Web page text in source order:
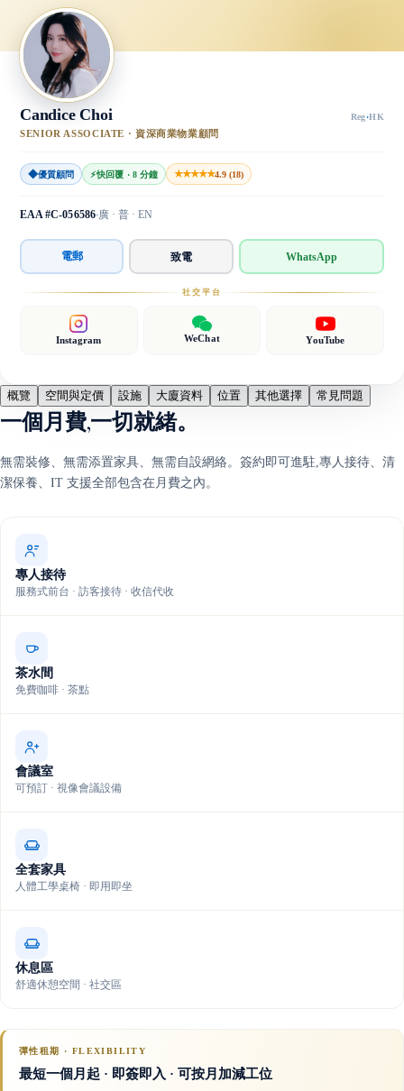
Candice Choi Reg·HK
SENIOR ASSOCIATE · 資深商業物業顧問
◆優質顧問 ⚡快回覆 · 8 分鐘 ★★★★★4.9 (18)
EAA #C-056586 廣 · 普 · EN
電郵 致電 WhatsApp
社交平台
Instagram WeChat YouTube
概覽 空間與定價 設施 大廈資料 位置 其他選擇 常見問題
一個月費,一切就緒。
無需裝修、無需添置家具、無需自設網絡。簽約即可進駐,專人接待、清
潔保養、IT 支援全部包含在月費之內。
專人接待
服務式前台 · 訪客接待 · 收信代收
茶水間
免費咖啡 · 茶點
會議室
可預訂 · 視像會議設備
全套家具
人體工學桌椅 · 即用即坐
休息區
舒適休憩空間 · 社交區
彈性租期 · FLEXIBILITY
最短一個月起 · 即簽即入 · 可按月加減工位